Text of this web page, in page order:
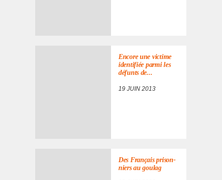
Encore une victime
iden­ti­fiée parmi les
défunts de...
19 JUIN 2013
Des Français prison­
niers au goulag